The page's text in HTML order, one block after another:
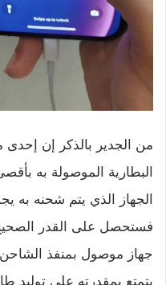
من الجدير بالذكر إن
الجهاز الذي يتم شحنه به
فستحصل على القدر
جهاز موصول بمنفذ الشاحن